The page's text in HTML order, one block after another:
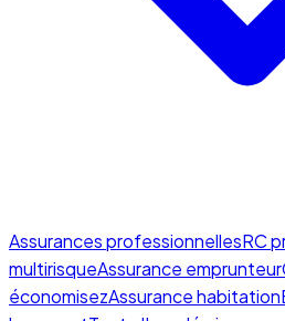
Assurances professionnellesRC
multirisqueAssurance emprunteur
économisezAssurance habitation